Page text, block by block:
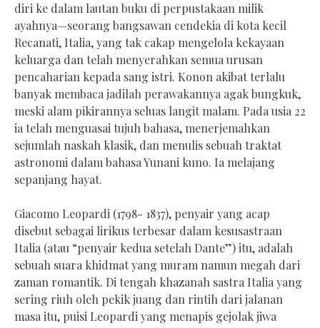
diri ke dalam lautan buku di perpustakaan milik
ayahnya—seorang bangsawan cendekia di kota kecil
Recanati, Italia, yang tak cakap mengelola kekayaan
keluarga dan telah menyerahkan semua urusan
pencaharian kepada sang istri. Konon akibat terlalu
banyak membaca jadilah perawakannya agak bungkuk,
meski alam pikirannya seluas langit malam. Pada usia 22
ia telah menguasai tujuh bahasa, menerjemahkan
sejumlah naskah klasik, dan menulis sebuah traktat
astronomi dalam bahasa Yunani kuno. Ia melajang
sepanjang hayat.
Giacomo Leopardi (1798- 1837), penyair yang acap
disebut sebagai lirikus terbesar dalam kesusastraan
Italia (atau “penyair kedua setelah Dante”) itu, adalah
sebuah suara khidmat yang muram namun megah dari
zaman romantik. Di tengah khazanah sastra Italia yang
sering riuh oleh pekik juang dan rintih dari jalanan
masa itu, puisi Leopardi yang menapis gejolak jiwa